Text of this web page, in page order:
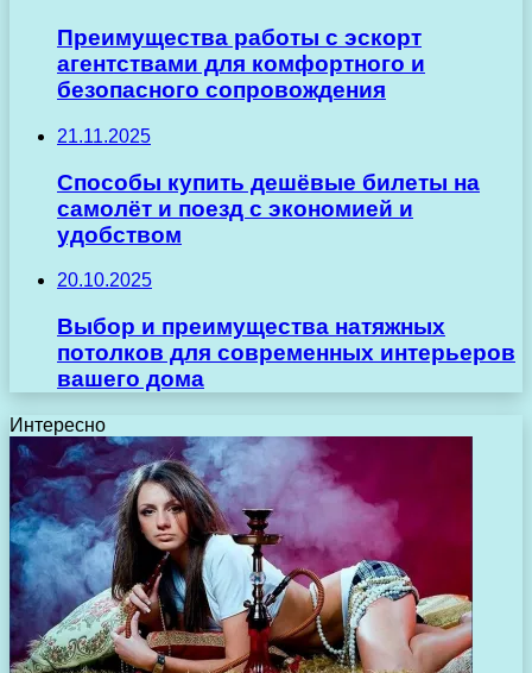
Преимущества работы с эскорт
агентствами для комфортного и
безопасного сопровождения
21.11.2025
Способы купить дешёвые билеты на
самолёт и поезд с экономией и
удобством
20.10.2025
Выбор и преимущества натяжных
потолков для современных интерьеров
вашего дома
Интересно